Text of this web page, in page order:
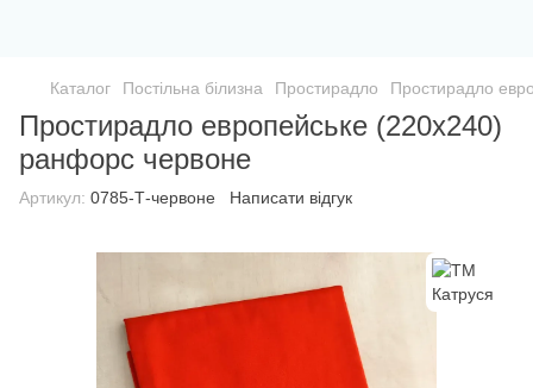
Каталог Постільна білизна Простирадло Простирадло
Простирадло европейське (220х240)
ранфорс червоне
Артикул: 0785-Т-червоне Написати відгук